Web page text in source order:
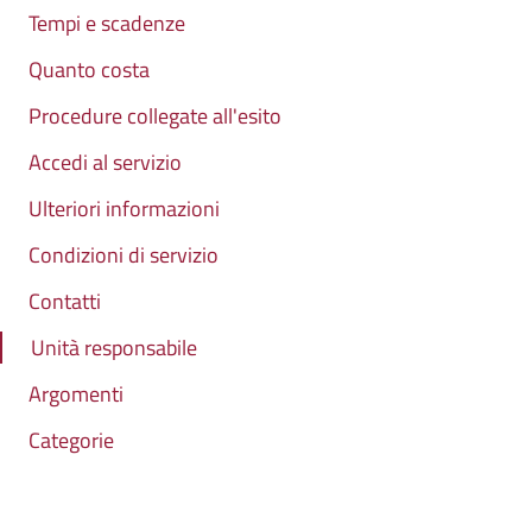
Tempi e scadenze
Quanto costa
Procedure collegate all'esito
Accedi al servizio
Ulteriori informazioni
Condizioni di servizio
Contatti
Unità responsabile
Argomenti
Categorie